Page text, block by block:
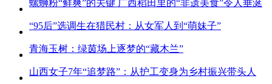
螺蛳粉“鲜爽”的关键 广西稻田里的“非遗美食”令人垂涎
“95后”选调生在猎民村：从女军人到“萌妹子”
青海玉树：绿茵场上逐梦的“藏木兰”
山西女子7年“追梦路”：从护工变身为乡村振兴带头人